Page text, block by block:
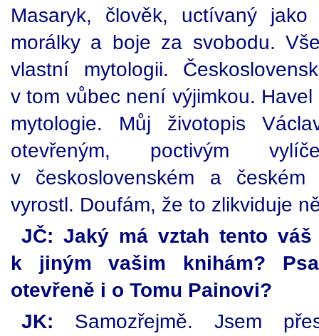
Masaryk, člověk, uctívaný
morálky a boje za svobodu.
vlastní mytologii.
v tom vůbec není výjimkou.
mytologie. Můj životopis
otevřeným, poctivým
v československém a
vyrostl. Doufám, že to zlikviduje
JČ: Jaký má vztah tento
k jiným vašim knihám?
otevřeně i o Tomu Painovi?
JK: Samozřejmě. Jsem